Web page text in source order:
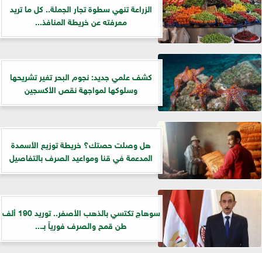
الزراعة تنهي سطوة تجار الجملة.. كل ما تريد
معرفته عن خريطة المنافذ...
كشف علمي جديد: نجوم البحر تغير تشريحها
وسلوكها لمواجهة نقص الأكسجين
هل وصلت حصتك؟ خريطة توزيع الأسمدة
المدعمة في قنا ومواعيد الصرف بالتفاصيل
سوهاج تكتسي بالذهب الأصفر.. توريد 190 ألف
طن قمح والصرف فورياً بـ...